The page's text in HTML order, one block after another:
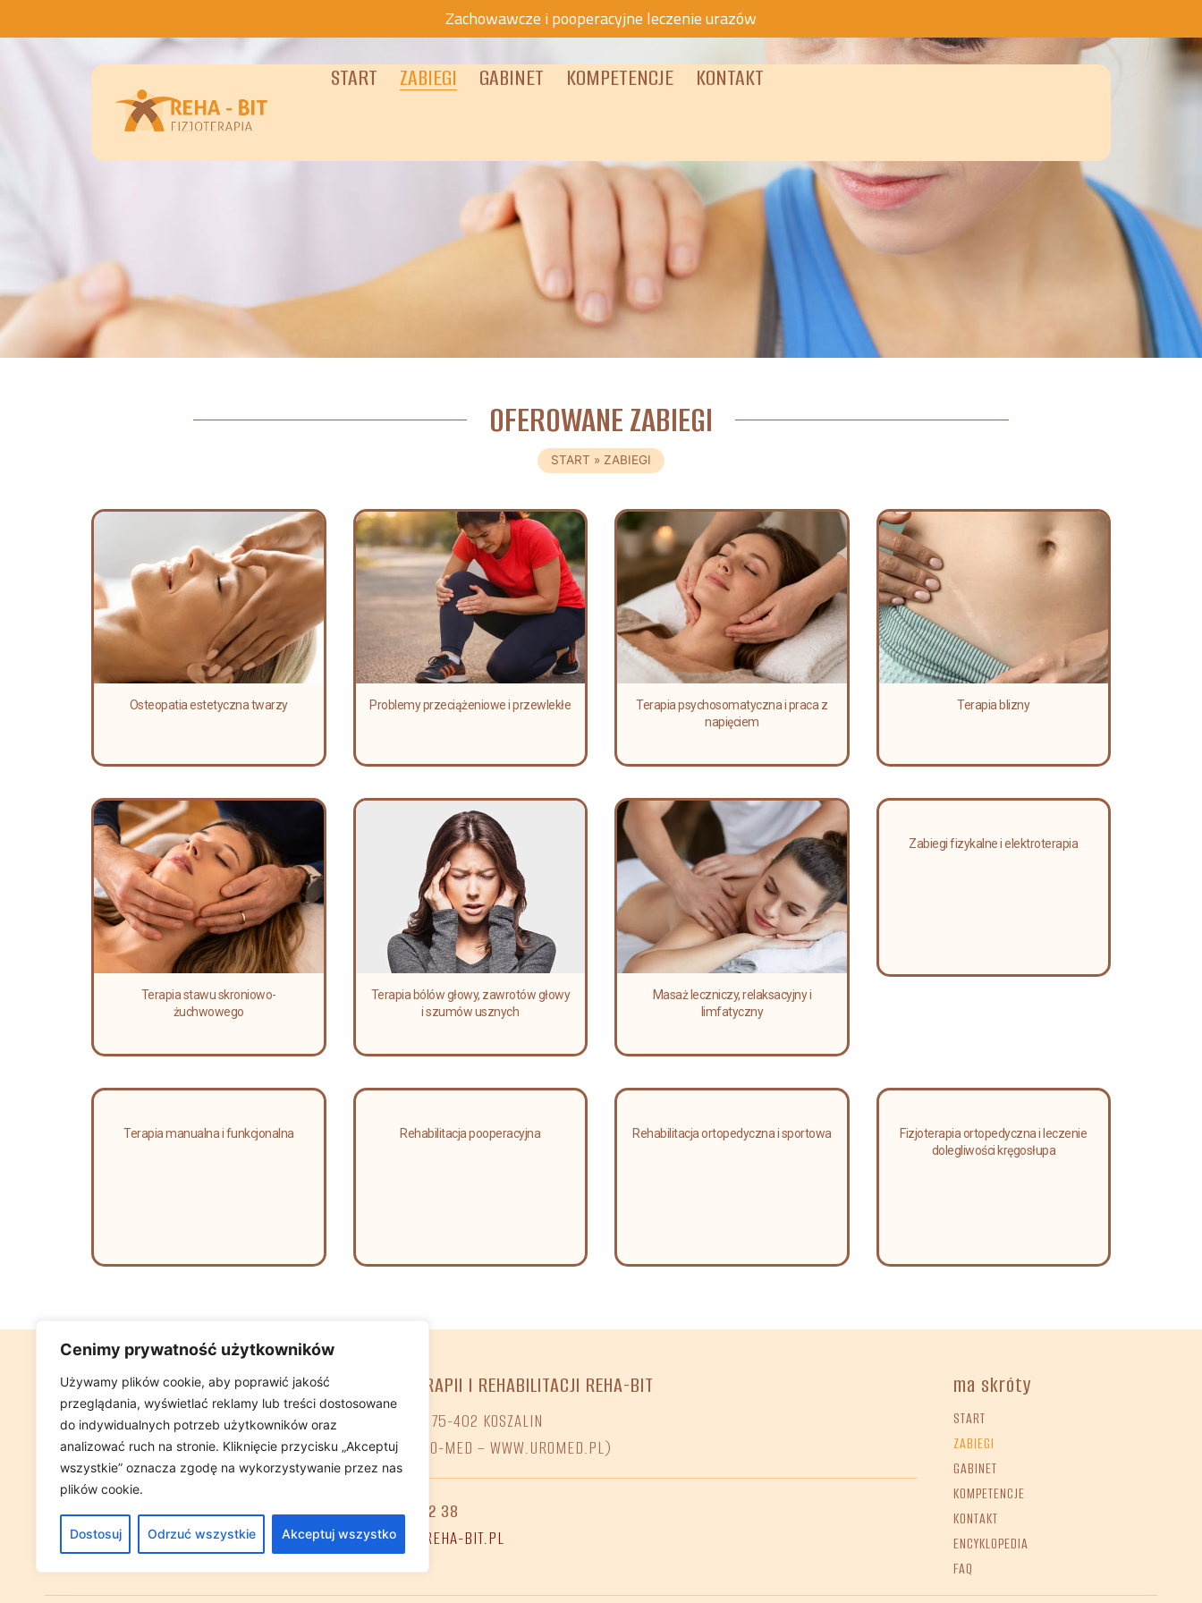
Cenimy prywatność użytkowników
Używamy plików cookie, aby poprawić jakość
przeglądania, wyświetlać reklamy lub treści dostosowane
do indywidualnych potrzeb użytkowników oraz
analizować ruch na stronie. Kliknięcie przycisku „Akceptuj
wszystkie” oznacza zgodę na wykorzystywanie przez nas
plików cookie.
Dostosuj Odrzuć wszystkie Akceptuj wszystko
Zachowawcze i pooperacyjne leczenie urazów
START
ZABIEGI GABINET KOMPETENCJE KONTAKT
OFEROWANE ZABIEGI
START » ZABIEGI
Osteopatia estetyczna twarzy Problemy przeciążeniowe i przewlekłe
Terapia psychosomatyczna i praca z
napięciem
Terapia blizny
Terapia stawu skroniowo-
żuchwowego
Terapia bólów głowy, zawrotów głowy
i szumów usznych
Masaż leczniczy, relaksacyjny i
limfatyczny
Zabiegi fizykalne i elektroterapia
Terapia manualna i funkcjonalna Rehabilitacja pooperacyjna Rehabilitacja ortopedyczna i sportowa
Fizjoterapia ortopedyczna i leczenie
dolegliwości kręgosłupa
GABINET FIZJOTERAPII I REHABILITACJI REHA-BIT
UL GLOWACKIEGO 7, 75-402 KOSZALIN
(W PRZYCHODNI URO-MED – WWW.UROMED.PL)
Tel. +48 698 68 02 38
e-mail:GABINET@REHA-BIT.PL
ma skróty
START
ZABIEGI
GABINET
KOMPETENCJE
KONTAKT
ENCYKLOPEDIA
FAQ